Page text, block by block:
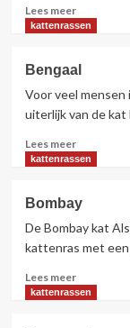
Lees meerLees
meer
of
Siamees
kattenrassen
Bengaal
Voor veel
uiterlijk van de kat
Lees meerLees
meer
kattenrassen
Bombay
De Bombay kat
kattenras met
Lees meerLees
meer
kattenrassen